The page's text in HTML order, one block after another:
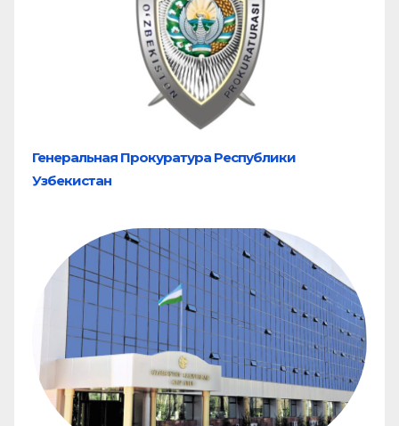
Генеральная Прокуратура Республики
Узбекистан